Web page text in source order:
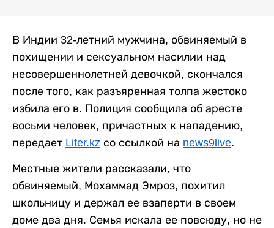
В Индии 32-летний мужчина, обвиняемый в
похищении и сексуальном насилии над
несовершеннолетней девочкой, скончался
после того, как разъяренная толпа жестоко
избила его в. Полиция сообщила об аресте
восьми человек, причастных к нападению,
передает Liter.kz со ссылкой на news9live.
Местные жители рассказали, что
обвиняемый, Мохаммад Эмроз, похитил
школьницу и держал ее взаперти в своем
доме два дня. Семья искала ее повсюду, но не